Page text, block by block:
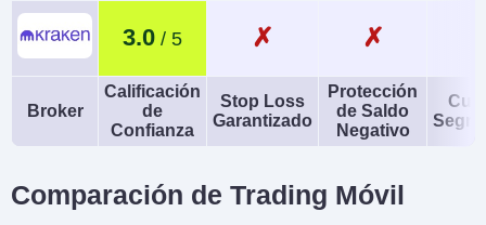
3.0 ✗ ✗
Broker
Calificación
de
Confianza
Stop Loss
Garantizado
Protección
de Saldo
Negativo
Comparación de Trading Móvil